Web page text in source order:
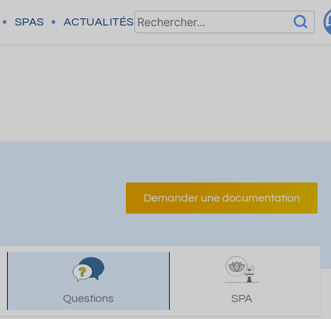
SPAS ACTUALITÉS
Demander une documentation
Questions SPA